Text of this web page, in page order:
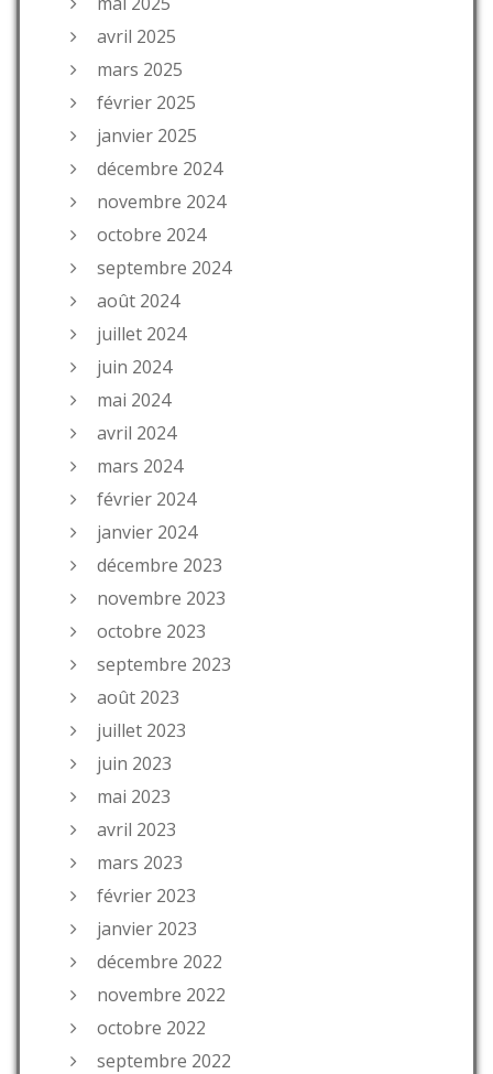
avril 2025
mars 2025
février 2025
janvier 2025
décembre 2024
novembre 2024
octobre 2024
septembre 2024
août 2024
juillet 2024
juin 2024
mai 2024
avril 2024
mars 2024
février 2024
janvier 2024
décembre 2023
novembre 2023
octobre 2023
septembre 2023
août 2023
juillet 2023
juin 2023
mai 2023
avril 2023
mars 2023
février 2023
janvier 2023
décembre 2022
novembre 2022
octobre 2022
septembre 2022